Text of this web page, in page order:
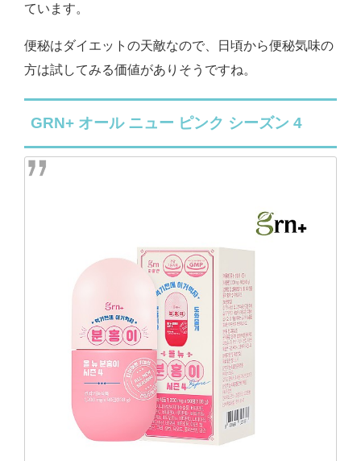
ています。
便秘はダイエットの天敵なので、日頃から便秘気味の
方は試してみる価値がありそうですね。
GRN+ オール ニュー ピンク シーズン 4